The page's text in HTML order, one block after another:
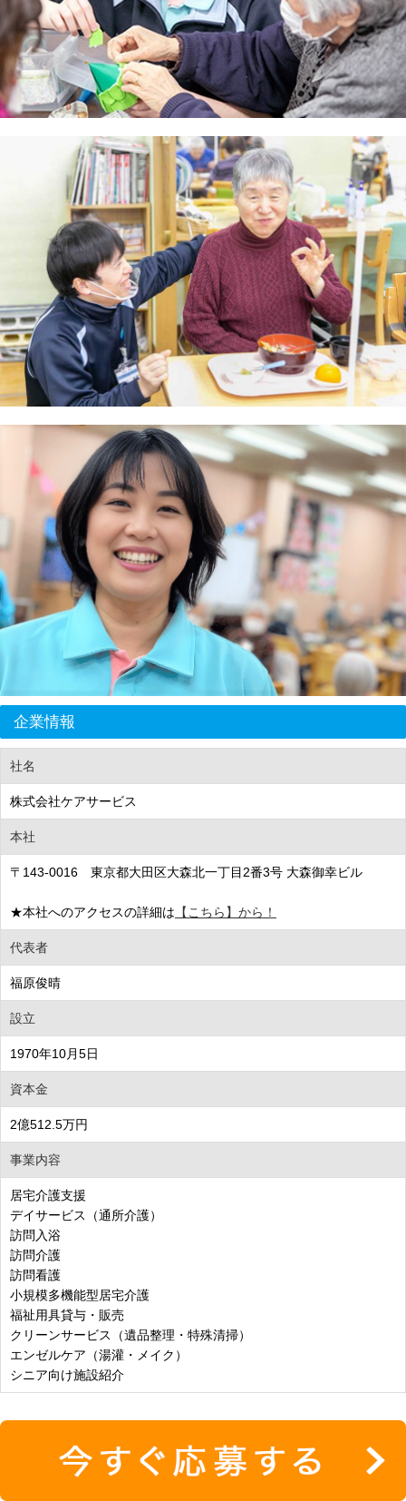
企業情報
社名
株式会社ケアサービス
本社
〒143-0016 東京都大田区大森北一丁目2番3号 大森御幸ビル
★本社へのアクセスの詳細は 【こちら】から！
代表者
福原俊晴
設立
1970年10月5日
資本金
2億512.5万円
事業内容
居宅介護支援
デイサービス（通所介護）
訪問入浴
訪問介護
訪問看護
小規模多機能型居宅介護
福祉用具貸与・販売
クリーンサービス（遺品整理・特殊清掃）
エンゼルケア（湯灌・メイク）
シニア向け施設紹介